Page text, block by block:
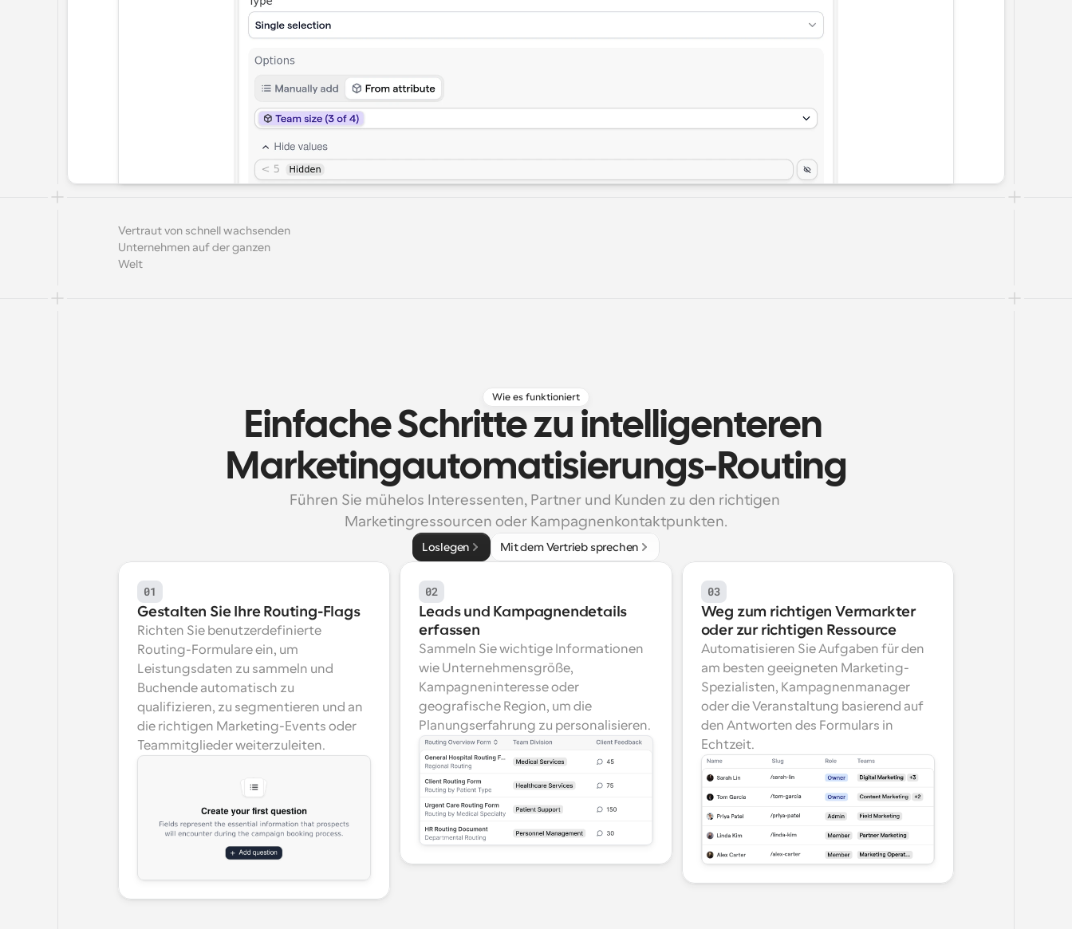
Vertraut von schnell wachsenden
Unternehmen auf der ganzen
Welt
Wie es funktioniert
Einfache Schritte zu intelligenteren
Marketingautomatisierungs-Routing
Führen Sie mühelos Interessenten, Partner und Kunden zu den richtigen
Marketingressourcen oder Kampagnenkontaktpunkten.
Loslegen Mit dem Vertrieb sprechen
01
Gestalten Sie Ihre Routing-Flags
Richten Sie benutzerdefinierte
Routing-Formulare ein, um
Leistungsdaten zu sammeln und
Buchende automatisch zu
qualifizieren, zu segmentieren und an
die richtigen Marketing-Events oder
Teammitglieder weiterzuleiten.
02
Leads und Kampagnendetails
erfassen
Sammeln Sie wichtige Informationen
wie Unternehmensgröße,
Kampagneninteresse oder
geografische Region, um die
Planungserfahrung zu personalisieren.
03
Weg zum richtigen Vermarkter
oder zur richtigen Ressource
Automatisieren Sie Aufgaben für den
am besten geeigneten Marketing-
Spezialisten, Kampagnenmanager
oder die Veranstaltung basierend auf
den Antworten des Formulars in
Echtzeit.